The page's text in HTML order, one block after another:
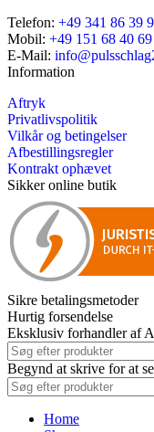
Telefon: +49 341 86 39
Mobil: +49 151 68 40
E-Mail:
Information
Aftryk
Privatlivspolitik
Vilkår og betingelser
Afbestillingsregler
Kontrakt ophævet
Sikker online butik
Sikre betalingsmetoder
Hurtig forsendelse
Eksklusiv forhandler af
Begynd at skrive for at
Home